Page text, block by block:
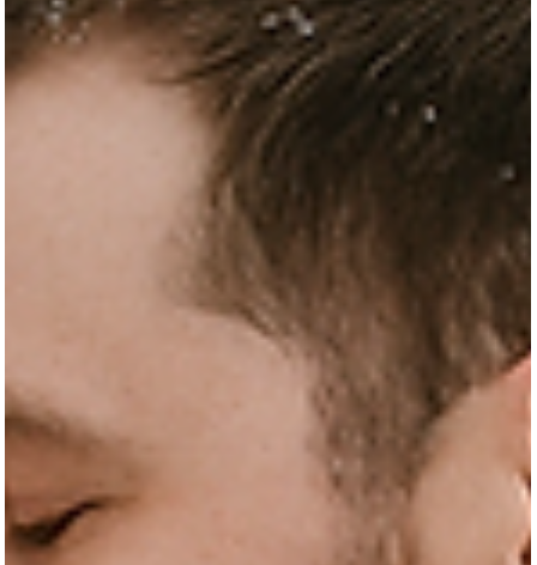
Gäste mit einer frischen Snackstation zu überraschen.